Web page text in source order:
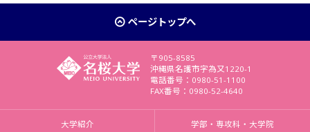
ページトップへ
〒905-8585
沖縄県名護市字為又1220-1
電話番号：0980-51-1100
FAX番号：0980-52-4640
大学紹介 学部・専攻科・大学院